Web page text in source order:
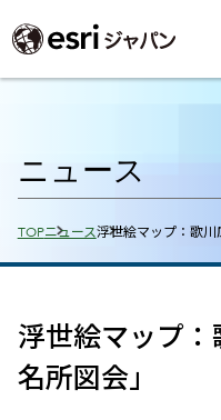
ニュース
TOPニュース浮世絵マップ：歌川
浮世絵マップ：
名所図会」